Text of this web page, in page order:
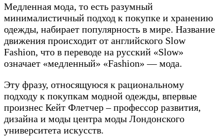
Медленная мода, то есть разумный
минималистичный подход к покупке и хранению
одежды, набирает популярность в мире. Название
движения происходит от английского Slow
Fashion, что в переводе на русский «Slow»
означает «медленный» «Fashion» — мода.
Эту фразу, относящуюся к рациональному
подходу к покупкам модной одежды, впервые
произнес Кейт Флетчер – профессор развития,
дизайна и моды центра моды Лондонского
университета искусств.